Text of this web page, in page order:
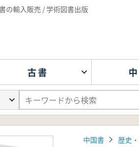
の輸入販売 / 学術図書出版
古書
中国書 歴史